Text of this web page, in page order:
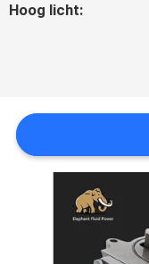
POLICY
Hoog licht: